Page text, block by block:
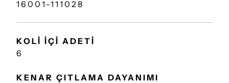
16001-111028
KOLİ İÇİ ADETİ
6
KENAR ÇITLAMA DAYANIMI